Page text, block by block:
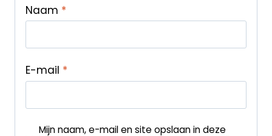
Naam *
E-mail *
Mijn naam, e-mail en site opslaan in deze